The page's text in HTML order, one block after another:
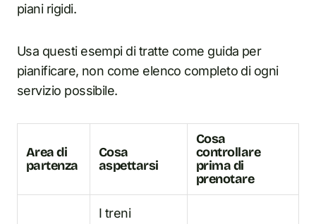
piani rigidi.
Usa questi esempi di tratte come guida per
pianificare, non come elenco completo di ogni
servizio possibile.
Area di
partenza
Cosa
aspettarsi
Cosa
controllare
prima di
prenotare
I treni